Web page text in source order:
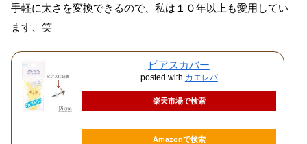
手軽に太さを変換できるので、私は１０年以上も愛用してい
ます、笑
ピアスカバー
posted with カエレバ
楽天市場で検索
Amazonで検索